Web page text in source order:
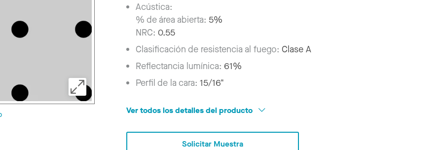
Acústica:
% de área abierta: 5%
NRC: 0.55
Clasificación de resistencia al fuego:Clase A
Reflectancia lumínica:61%
Perfil de la cara:15/16"
Ver todos los detalles del producto
Solicitar Muestra